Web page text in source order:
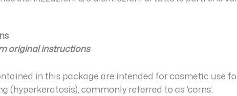
original instructions
in this package are intended for cosmetic use
(hyperkeratosis), commonly referred to as ‘corns’.